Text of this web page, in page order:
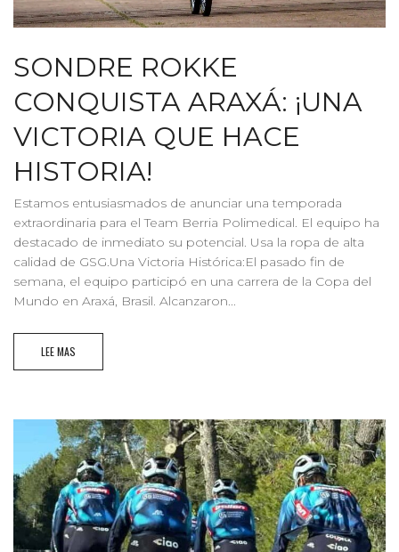
SONDRE ROKKE
CONQUISTA ARAXÁ: ¡UNA
VICTORIA QUE HACE
HISTORIA!
Estamos entusiasmados de anunciar una temporada
extraordinaria para el Team Berria Polimedical. El equipo ha
destacado de inmediato su potencial. Usa la ropa de alta
calidad de GSG.Una Victoria Histórica:El pasado fin de
semana, el equipo participó en una carrera de la Copa del
Mundo en Araxá, Brasil. Alcanzaron...
LEE MAS